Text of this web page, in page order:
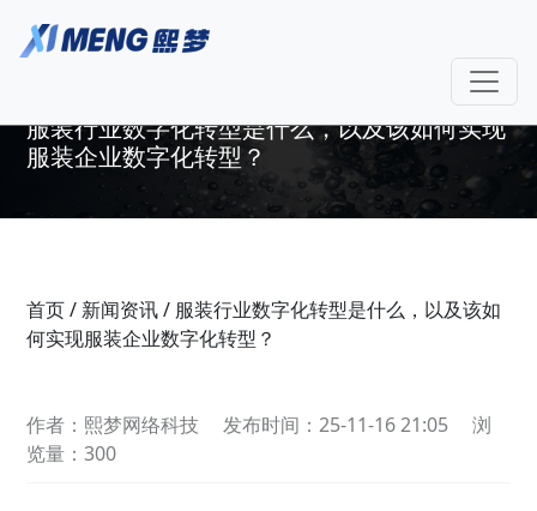
服装行业数字化转型是什么，以及该如何实现
服装企业数字化转型？
首页/ 新闻资讯/ 服装行业数字化转型是什么，以及该如
何实现服装企业数字化转型？
作者：熙梦网络科技 发布时间：25-11-16 21:05
浏
览量：300